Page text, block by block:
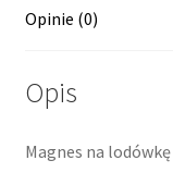
Opinie (0)
Opis
Magnes na